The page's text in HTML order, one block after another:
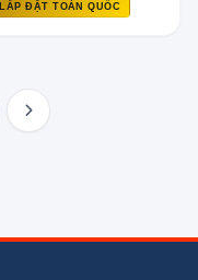
LẮP ĐẶT TOÀN QUỐC